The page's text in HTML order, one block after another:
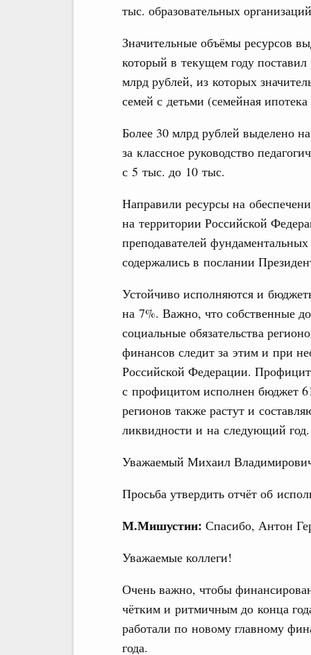
тыс. образовательных
Значительные объёмы ресурсов
который в текущем году
млрд рублей, из которых
семей с детьми (семейная
Более 30 млрд рублей выделено
за классное руководство
с 5 тыс. до 10 тыс.
Направили ресурсы на
на территории Российской
преподавателей
содержались в послании
Устойчиво исполняются и
на 7%. Важно, что собственные
социальные обязательства
финансов следит за этим и при
Российской Федерации.
с профицитом исполнен бюджет
регионов также растут и
ликвидности и на следующий год.
Уважаемый Михаил
Просьба утвердить отчёт об
М.Мишустин: Спасибо, Антон
Уважаемые коллеги!
Очень важно, чтобы
чётким и ритмичным до конца
работали по новому главному
года.